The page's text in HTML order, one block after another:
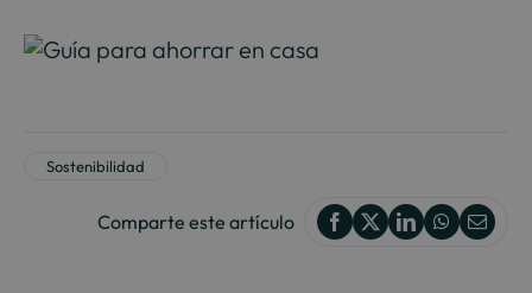
Sostenibilidad
Comparte este artículo